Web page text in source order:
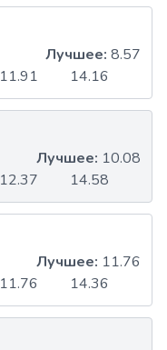
11.91 14.16
Лучшее: 8.57
12.37 14.58
Лучшее: 10.08
11.76 14.36
Лучшее: 11.76